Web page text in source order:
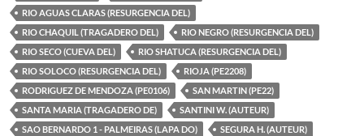
RIO AGUAS CLARAS (RESURGENCIA DEL)
RIO CHAQUIL (TRAGADERO DEL)
RIO NEGRO (RESURGENCIA DEL)
RIO SECO (CUEVA DEL)
RIO SHATUCA (RESURGENCIA DEL)
RIO SOLOCO (RESURGENCIA DEL)
RIOJA (PE2208)
RODRIGUEZ DE MENDOZA (PE0106)
SAN MARTIN (PE22)
SANTA MARIA (TRAGADERO DE)
SANTINI W. (AUTEUR)
SAO BERNARDO 1 - PALMEIRAS (LAPA DO)
SEGURA H. (AUTEUR)